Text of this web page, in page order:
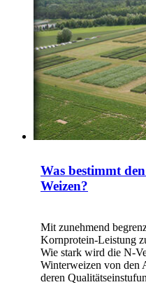
Was bestimmt
Weizen?
Mit zunehmend
Kornprotein-Leistung
Wie stark wird die N-
Winterweizen von den
deren